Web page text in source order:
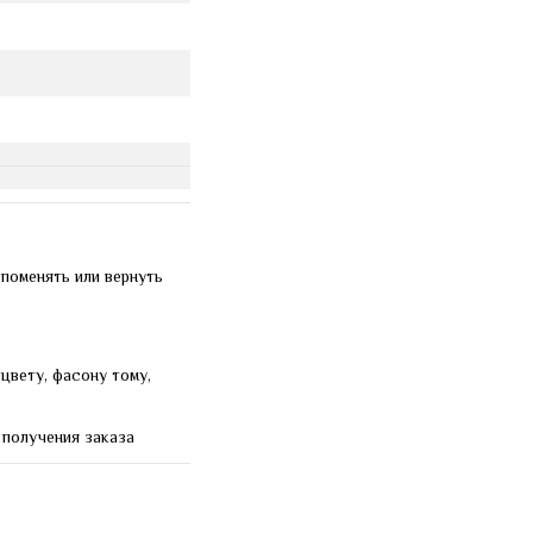
или вернуть
фасону тому,
заказа